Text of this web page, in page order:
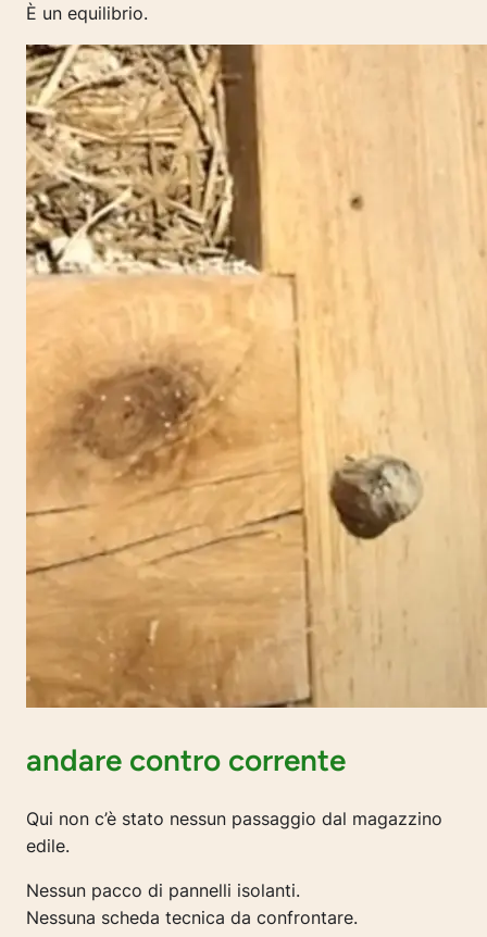
È un equilibrio.
andare contro corrente
Qui non c’è stato nessun passaggio dal magazzino
edile.
Nessun pacco di pannelli isolanti.
Nessuna scheda tecnica da confrontare.